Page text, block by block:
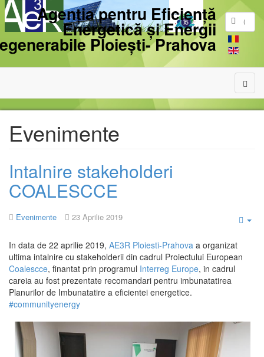
Agenția pentru Eficiență
Energetică și Energii
Ploiești- Prahova
Evenimente
Intalnire stakeholderi
COALESCCE
Evenimente 23 Aprilie 2019
In data de 22 aprilie 2019, AE3R Ploiesti-Prahova a organizat
ultima intalnire cu stakeholderii din cadrul Proiectului European
Coalescce, finantat prin programul Interreg Europe, in cadrul
careia au fost prezentate recomandari pentru imbunatatirea
Planurilor de Imbunatatire a eficientei energetice.
#communityenergy